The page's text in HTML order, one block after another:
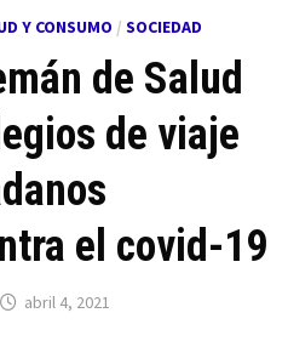
Y CONSUMO / SOCIEDAD
de Salud
de viaje
el covid-19
abril 4, 2021